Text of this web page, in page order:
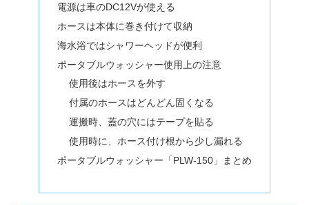
電源は車のDC12Vが使える
ホースは本体に巻き付けて収納
海水浴ではシャワーヘッドが便利
ポータブルウォッシャー使用上の注意
使用後はホースを外す
付属のホースはどんどん固くなる
運搬時、蓋の穴にはテープを貼る
使用時に、ホース付け根から少し漏れる
ポータブルウォッシャー「PLW-150」まとめ